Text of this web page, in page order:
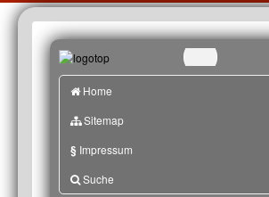
Home
Sitemap
§ Impressum
Suche